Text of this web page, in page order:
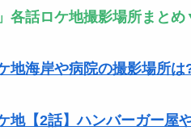
各話ロケ地撮影場所まと
地海岸や病院の撮影場所
地【2話】ハンバーガー屋